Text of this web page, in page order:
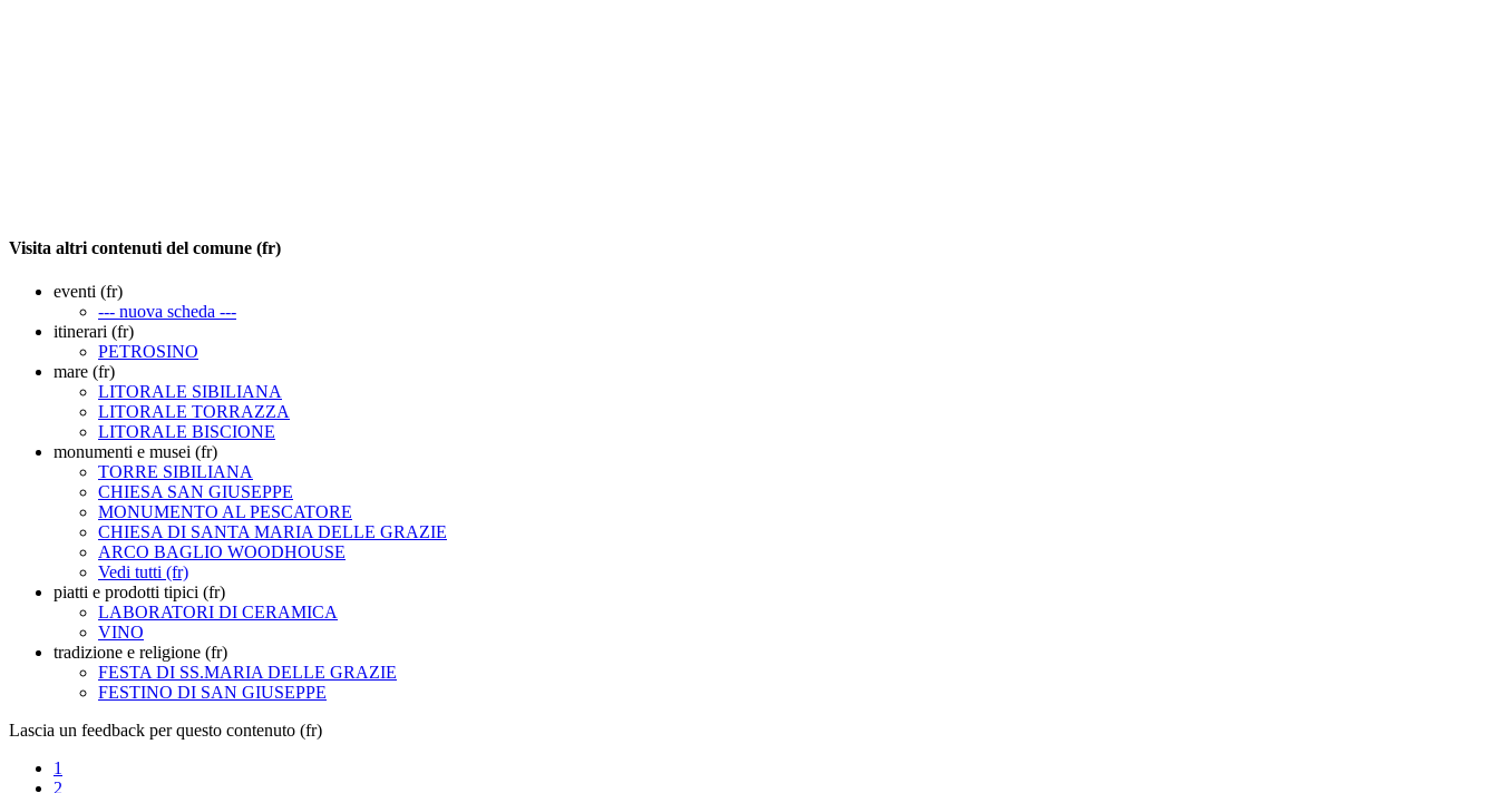
Visita altri contenuti del comune (fr)
eventi (fr)
--- nuova scheda ---
itinerari (fr)
PETROSINO
mare (fr)
LITORALE SIBILIANA
LITORALE TORRAZZA
LITORALE BISCIONE
monumenti e musei (fr)
TORRE SIBILIANA
CHIESA SAN GIUSEPPE
MONUMENTO AL PESCATORE
CHIESA DI SANTA MARIA DELLE GRAZIE
ARCO BAGLIO WOODHOUSE
Vedi tutti (fr)
piatti e prodotti tipici (fr)
LABORATORI DI CERAMICA
VINO
tradizione e religione (fr)
FESTA DI SS.MARIA DELLE GRAZIE
FESTINO DI SAN GIUSEPPE
Lascia un feedback per questo contenuto (fr)
1
2